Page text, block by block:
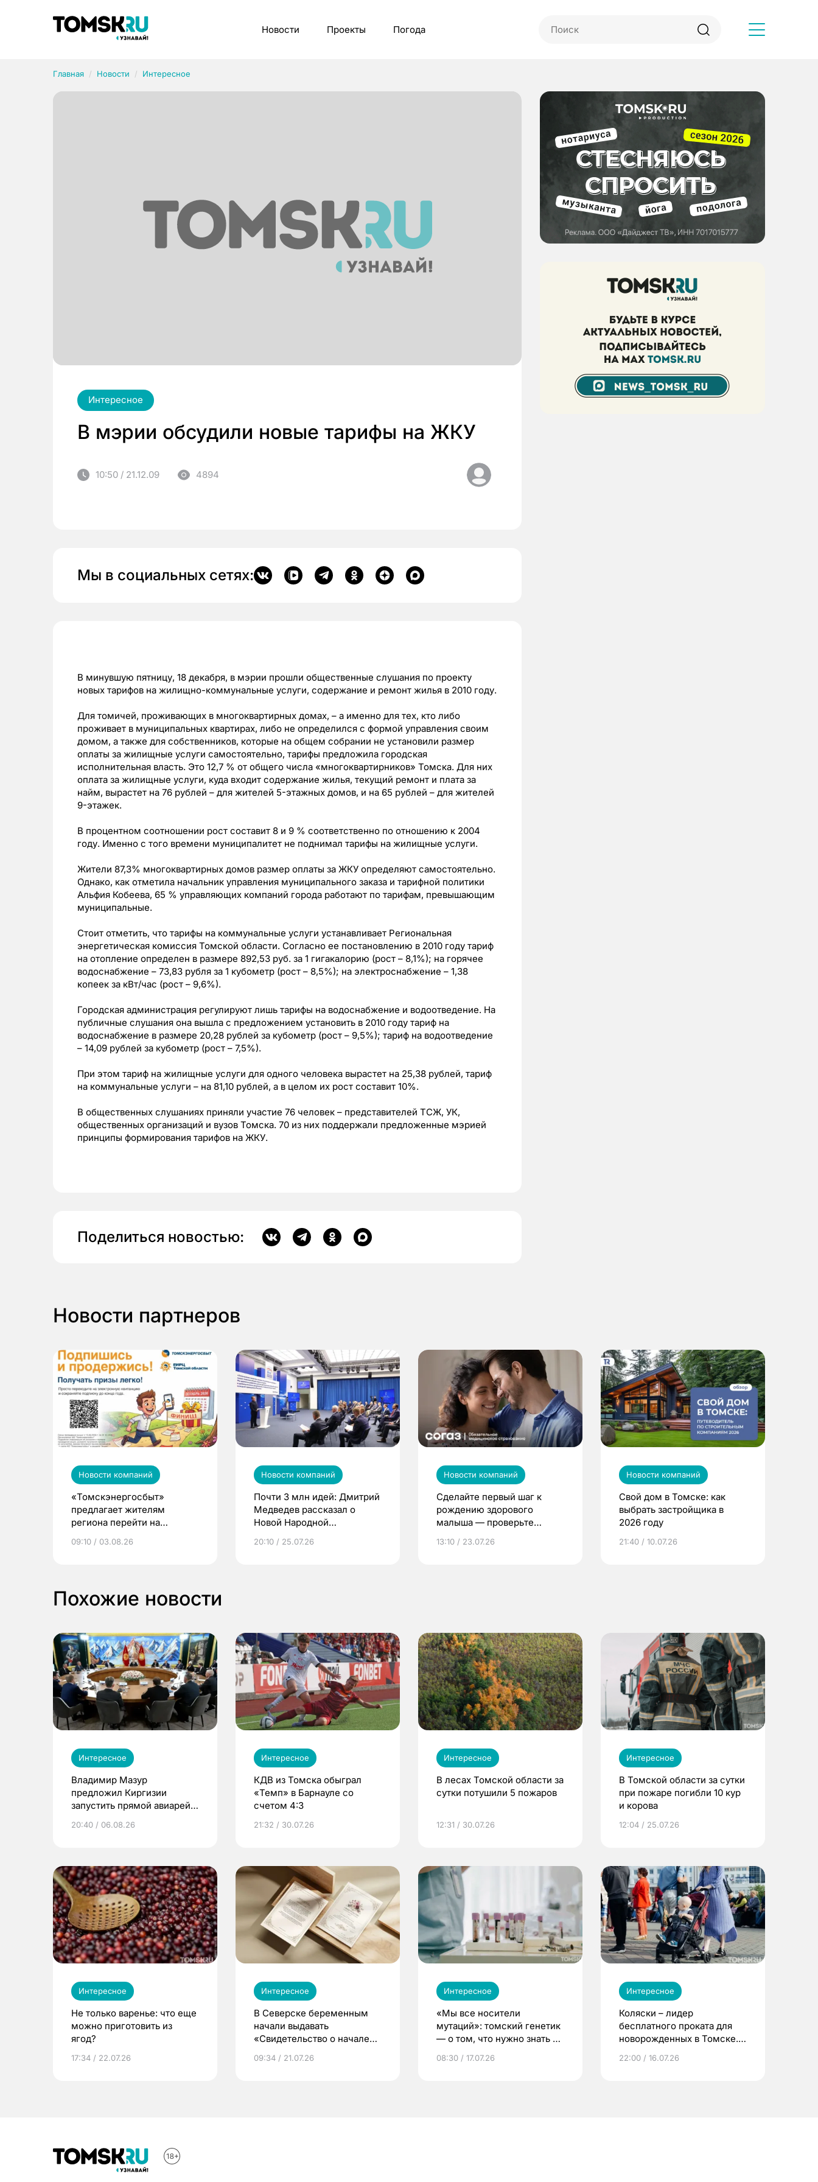
Новости Проекты Погода
Главная Новости Интересное
Интересное
В мэрии обсудили новые тарифы на ЖКУ
10:50 / 21.12.09 4894
Мы в социальных сетях:
В минувшую пятницу, 18 декабря, в мэрии прошли общественные слушания по проекту
новых тарифов на жилищно-коммунальные услуги, содержание и ремонт жилья в 2010 году.
Для томичей, проживающих в многоквартирных домах, – а именно для тех, кто либо
проживает в муниципальных квартирах, либо не определился с формой управления своим
домом, а также для собственников, которые на общем собрании не установили размер
оплаты за жилищные услуги самостоятельно, тарифы предложила городская
исполнительная власть. Это 12,7 % от общего числа «многоквартирников» Томска. Для них
оплата за жилищные услуги, куда входит содержание жилья, текущий ремонт и плата за
найм, вырастет на 76 рублей – для жителей 5-этажных домов, и на 65 рублей – для жителей
9-этажек.
В процентном соотношении рост составит 8 и 9 % соответственно по отношению к 2004
году. Именно с того времени муниципалитет не поднимал тарифы на жилищные услуги.
Жители 87,3% многоквартирных домов размер оплаты за ЖКУ определяют самостоятельно.
Однако, как отметила начальник управления муниципального заказа и тарифной политики
Альфия Кобеева, 65 % управляющих компаний города работают по тарифам, превышающим
муниципальные.
Стоит отметить, что тарифы на коммунальные услуги устанавливает Региональная
энергетическая комиссия Томской области. Согласно ее постановлению в 2010 году тариф
на отопление определен в размере 892,53 руб. за 1 гигакалорию (рост – 8,1%); на горячее
водоснабжение – 73,83 рубля за 1 кубометр (рост – 8,5%); на электроснабжение – 1,38
копеек за кВт/час (рост – 9,6%).
Городская администрация регулируют лишь тарифы на водоснабжение и водоотведение. На
публичные слушания она вышла с предложением установить в 2010 году тариф на
водоснабжение в размере 20,28 рублей за кубометр (рост – 9,5%); тариф на водоотведение
– 14,09 рублей за кубометр (рост – 7,5%).
При этом тариф на жилищные услуги для одного человека вырастет на 25,38 рублей, тариф
на коммунальные услуги – на 81,10 рублей, а в целом их рост составит 10%.
В общественных слушаниях приняли участие 76 человек – представителей ТСЖ, УК,
общественных организаций и вузов Томска. 70 из них поддержали предложенные мэрией
принципы формирования тарифов на ЖКУ.
Поделиться новостью:
Новости партнеров
Новости компаний
«Томскэнергосбыт»
предлагает жителям
региона перейти на
выиграть призы
09:10 / 03.08.26
Новости компаний
Почти 3 млн идей: Дмитрий
Медведев рассказал о
Новой Народной
20:10 / 25.07.26
Новости компаний
Сделайте первый шаг к
рождению здорового
малыша — проверьте
по ОМС!
13:10 / 23.07.26
Новости компаний
Свой дом в Томске: как
выбрать застройщика в
2026 году
21:40 / 10.07.26
Похожие новости
Интересное
Владимир Мазур
предложил Киргизии
запустить прямой авиарейс
20:40 / 06.08.26
Интересное
КДВ из Томска обыграл
«Темп» в Барнауле со
счетом 4:3
21:32 / 30.07.26
Интересное
В лесах Томской области за
сутки потушили 5 пожаров
12:31 / 30.07.26
Интересное
В Томской области за сутки
при пожаре погибли 10 кур
и корова
12:04 / 25.07.26
Интересное
Не только варенье: что еще
можно приготовить из
ягод?
17:34 / 22.07.26
Интересное
В Северске беременным
начали выдавать
«Свидетельство о начале
09:34 / 21.07.26
Интересное
«Мы все носители
мутаций»: томский генетик
— о том, что нужно знать до
08:30 / 17.07.26
Интересное
Коляски – лидер
бесплатного проката для
новорожденных в Томске.
22:00 / 16.07.26
Рубрики